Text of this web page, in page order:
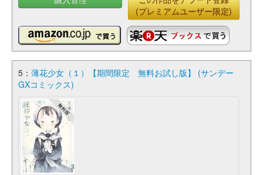
(プレミアムユーザー限定)
5： 薄花少女（１）【期間限定 無料お試し版】 (サンデー
GXコミックス)